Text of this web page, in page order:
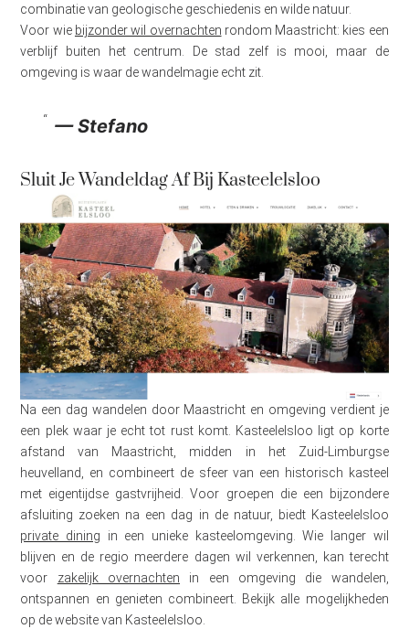
combinatie van geologische geschiedenis en wilde natuur.
Voor wie bijzonder wil overnachten rondom Maastricht: kies een
verblijf buiten het centrum. De stad zelf is mooi, maar de
omgeving is waar de wandelmagie echt zit.
— Stefano
Sluit Je Wandeldag Af Bij Kasteelelsloo
Na een dag wandelen door Maastricht en omgeving verdient je
een plek waar je echt tot rust komt. Kasteelelsloo ligt op korte
afstand van Maastricht, midden in het Zuid-Limburgse
heuvelland, en combineert de sfeer van een historisch kasteel
met eigentijdse gastvrijheid. Voor groepen die een bijzondere
afsluiting zoeken na een dag in de natuur, biedt Kasteelelsloo
private dining in een unieke kasteelomgeving. Wie langer wil
blijven en de regio meerdere dagen wil verkennen, kan terecht
voor zakelijk overnachten in een omgeving die wandelen,
ontspannen en genieten combineert. Bekijk alle mogelijkheden
op de website van Kasteelelsloo.